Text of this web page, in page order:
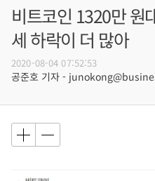
비트코인 1320만 원
세 하락이 더 많아
2020-08-04 07:52:53
공준호 기자 -